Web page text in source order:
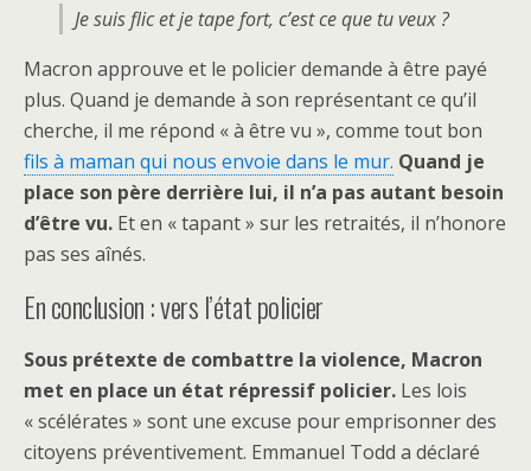
Je suis flic et je tape fort, c’est ce que tu veux ?
Macron approuve et le policier demande à être payé
plus. Quand je demande à son représentant ce qu’il
cherche, il me répond « à être vu », comme tout bon
fils à maman qui nous envoie dans le mur. Quand je
place son père derrière lui, il n’a pas autant besoin
d’être vu. Et en « tapant » sur les retraités, il n’honore
pas ses aînés.
En conclusion : vers l’état policier
Sous prétexte de combattre la violence, Macron
met en place un état répressif policier. Les lois
« scélérates » sont une excuse pour emprisonner des
citoyens préventivement. Emmanuel Todd a déclaré